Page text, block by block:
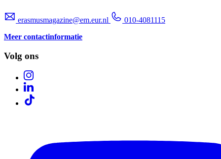
erasmusmagazine@em.eur.nl
010-4081115
Meer contactinformatie
Volg ons